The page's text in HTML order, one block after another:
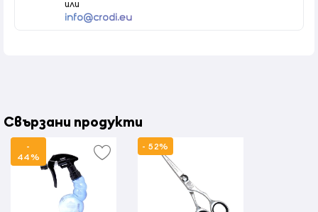
или
info@crodi.eu
Свързани продукти
-
44%
- 52%